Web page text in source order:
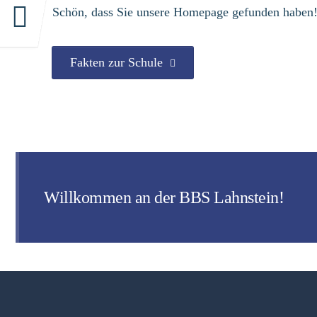
Schön, dass Sie unsere Homepage gefunden haben!
Fakten zur Schule
Willkommen an der BBS Lahnstein!